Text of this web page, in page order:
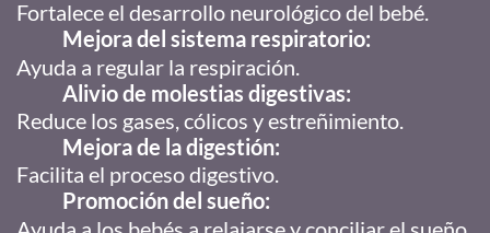
Fortalece el desarrollo neurológico del bebé.
Mejora del sistema respiratorio:
Ayuda a regular la respiración.
Alivio de molestias digestivas:
Reduce los gases, cólicos y estreñimiento.
Mejora de la digestión:
Facilita el proceso digestivo.
Promoción del sueño: